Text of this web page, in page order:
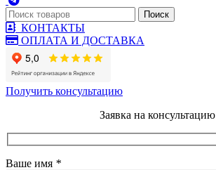
Поиск
КОНТАКТЫ
ОПЛАТА И ДОСТАВКА
Получить консультацию
Заявка на консультацию
Ваше имя *